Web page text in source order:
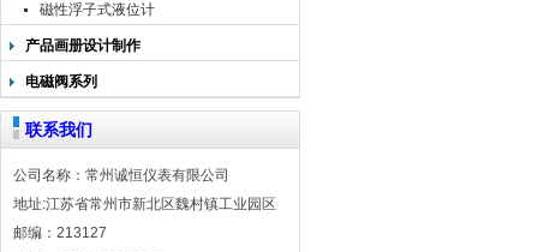
磁性浮子式液位计
产品画册设计制作
电磁阀系列
联系我们
公司名称：常州诚恒仪表有限公司
地址:江苏省常州市新北区魏村镇工业园区
邮编：213127